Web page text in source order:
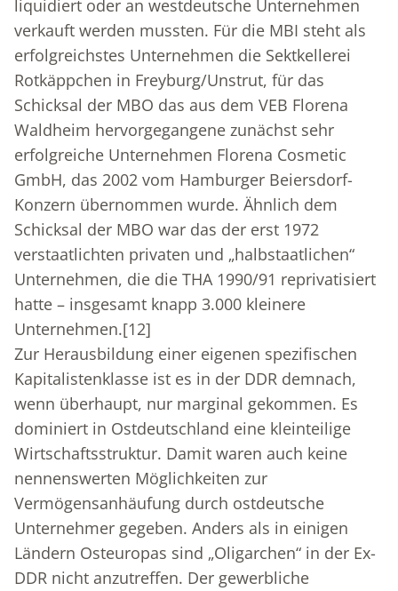
liquidiert oder an westdeutsche Unternehmen
verkauft werden mussten. Für die MBI steht als
erfolgreichstes Unternehmen die Sektkellerei
Rotkäppchen in Freyburg/Unstrut, für das
Schicksal der MBO das aus dem VEB Florena
Waldheim hervorgegangene zunächst sehr
erfolgreiche Unternehmen Florena Cosmetic
GmbH, das 2002 vom Hamburger Beiersdorf-
Konzern übernommen wurde. Ähnlich dem
Schicksal der MBO war das der erst 1972
verstaatlichten privaten und „halbstaatlichen“
Unternehmen, die die THA 1990/91 reprivatisiert
hatte – insgesamt knapp 3.000 kleinere
Unternehmen.[12]
Zur Herausbildung einer eigenen spezifischen
Kapitalistenklasse ist es in der DDR demnach,
wenn überhaupt, nur marginal gekommen. Es
dominiert in Ostdeutschland eine kleinteilige
Wirtschaftsstruktur. Damit waren auch keine
nennenswerten Möglichkeiten zur
Vermögensanhäufung durch ostdeutsche
Unternehmer gegeben. Anders als in einigen
Ländern Osteuropas sind „Oligarchen“ in der Ex-
DDR nicht anzutreffen. Der gewerbliche